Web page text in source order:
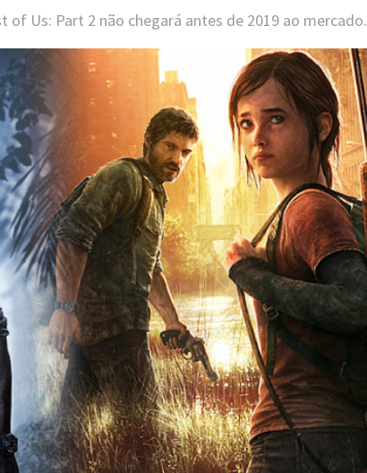
Us: Part 2 não chegará antes de 2019 ao mercado.